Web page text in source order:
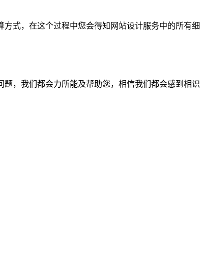
式，在这个过程中您会得知网站设计服务中的所有
，我们都会力所能及帮助您，相信我们都会感到相